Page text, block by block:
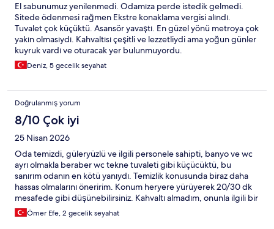
El sabunumuz yenilenmedi. Odamıza perde istedik gelmedi.
Sitede ödenmesi rağmen Ekstre konaklama vergisi alındı.
Tuvalet çok küçüktü. Asansör yavaştı. En güzel yönü metroya çok
yakın olmasıydı. Kahvaltısı çeşitli ve lezzetliydi ama yoğun günler
kuyruk vardı ve oturacak yer bulunmuyordu.
Deniz, 5 gecelik seyahat
Doğrulanmış yorum
8/10 Çok iyi
25 Nisan 2026
Oda temizdi, güleryüzlü ve ilgili personele sahipti, banyo ve wc
ayrı olmakla beraber wc tekne tuvaleti gibi küçücüktü, bu
sanırım odanın en kötü yanıydı. Temizlik konusunda biraz daha
hassas olmalarını öneririm. Konum heryere yürüyerek 20/30 dk
mesafede gibi düşünebilirsiniz. Kahvaltı almadım, onunla ilgili bir
yorum yapmam mümkün değil.
Ömer Efe, 2 gecelik seyahat